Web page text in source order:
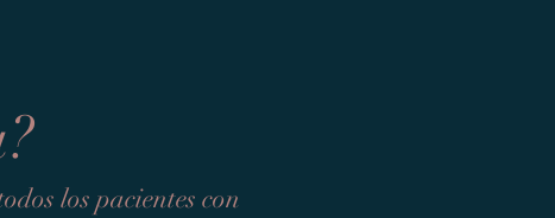
los pacientes con